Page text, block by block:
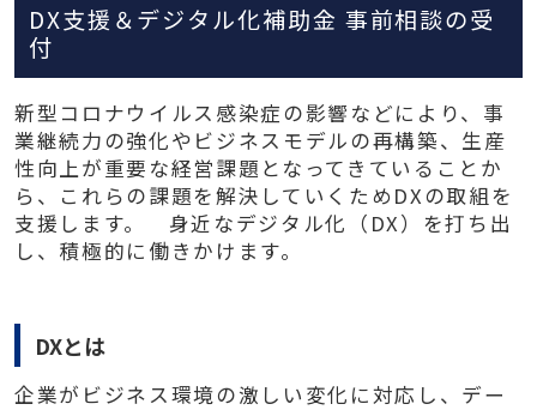
DX支援＆デジタル化補助金 事前相談の受
付
新型コロナウイルス感染症の影響などにより、事
業継続力の強化やビジネスモデルの再構築、生産
性向上が重要な経営課題となってきていることか
ら、これらの課題を解決していくためDXの取組を
支援します。 身近なデジタル化（DX）を打ち出
し、積極的に働きかけます。
DXとは
企業がビジネス環境の激しい変化に対応し、デー